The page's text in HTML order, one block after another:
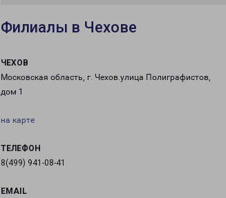
Филиалы в Чехове
ЧЕХОВ
Московская область, г. Чехов.улица Полиграфистов,
дом 1
на карте
ТЕЛЕФОН
8(499) 941-08-41
EMAIL